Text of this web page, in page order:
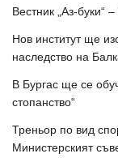
Вестник „Аз-буки“
Нов институт ще
наследство на
В Бургас ще се
стопанство“
Треньор по вид
Министерският